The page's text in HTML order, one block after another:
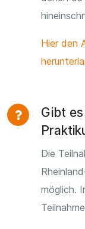
Hier den
Gibt
Die
möglich.